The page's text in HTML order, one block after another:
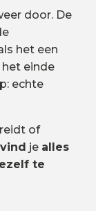
door. De
het een
einde
echte
of
je alles
te